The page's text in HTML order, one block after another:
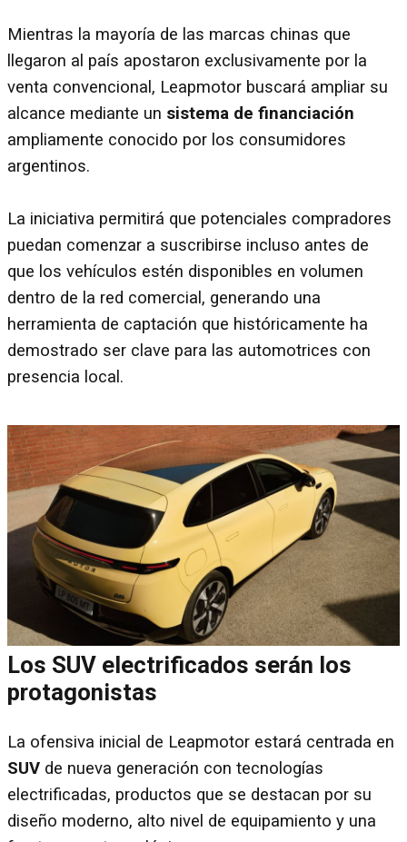
Mientras la mayoría de las marcas chinas que
llegaron al país apostaron exclusivamente por la
venta convencional, Leapmotor buscará ampliar su
alcance mediante un sistema de financiación
ampliamente conocido por los consumidores
argentinos.
La iniciativa permitirá que potenciales compradores
puedan comenzar a suscribirse incluso antes de
que los vehículos estén disponibles en volumen
dentro de la red comercial, generando una
herramienta de captación que históricamente ha
demostrado ser clave para las automotrices con
presencia local.
Los SUV electrificados serán los
protagonistas
La ofensiva inicial de Leapmotor estará centrada en
SUV de nueva generación con tecnologías
electrificadas, productos que se destacan por su
diseño moderno, alto nivel de equipamiento y una